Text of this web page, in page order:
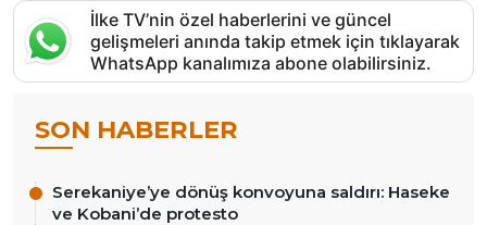
İlke TV’nin özel haberlerini ve güncel
gelişmeleri anında takip etmek için tıklayarak
WhatsApp kanalımıza abone olabilirsiniz.
SON HABERLER
Serekaniye’ye dönüş konvoyuna saldırı: Haseke
ve Kobani’de protesto